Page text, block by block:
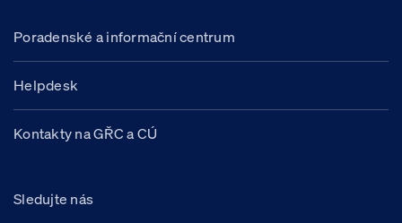
Poradenské a informační centrum
Helpdesk
Kontakty na GŘC a CÚ
Sledujte nás